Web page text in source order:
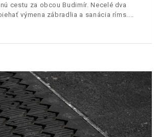
cestu za obcou Budimír. Necelé dva
výmena zábradlia a sanácia ríms.